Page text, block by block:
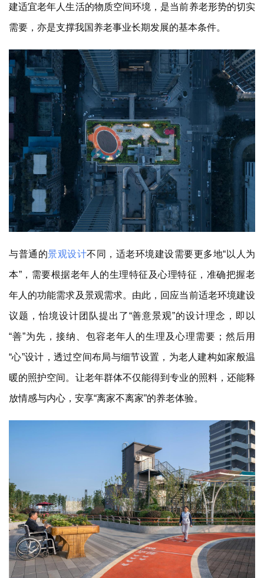
建适宜老年人生活的物质空间环境，是当前养老形势的切实
需要，亦是支撑我国养老事业长期发展的基本条件。
与普通的景观设计不同，适老环境建设需要更多地“以人为
本”，需要根据老年人的生理特征及心理特征，准确把握老
年人的功能需求及景观需求。由此， 回应当前适老环境建设
议题，怡境设计团队提出了“善意景观”的设计理念，即以
“善”为先，接纳、包容老年人的生理及心理需要；然后用
“心”设计，透过空间布局与细节设置，为老人建构如家般温
暖的照护空间。让老年群体不仅能得到专业的照料，还能释
放情感与内心，安享“离家不离家”的养老体验。